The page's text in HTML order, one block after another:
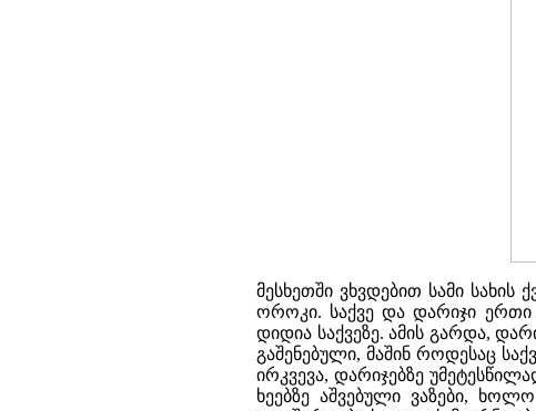
მესხეთში ვხვდებით სამი
ოროკი. საქვე და დარიჯი ერთი
დიდია საქვეზე. ამის გარდა,
გაშენებული, მაშინ როდესაც
ირკვევა, დარიჯებზე
ხეებზე აშვებული ვაზები,